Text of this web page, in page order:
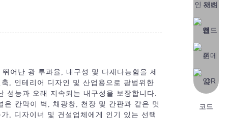
어난 광 투과율, 내구성 및 다재다능함을 제
, 인테리어 디자인 및 산업용으로 광범위한
능과 오래 지속되는 내구성을 보장합니다.
칸막이 벽, 채광창, 천장 및 간판과 같은 멋
, 디자이너 및 건설업체에게 인기 있는 선택